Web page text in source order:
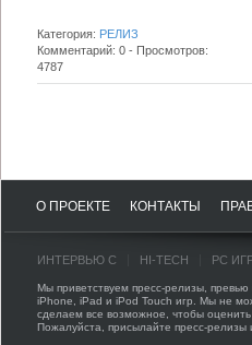
Категория: РЕЛИЗ
Комментарий: 0 - Просмотров:
4787
О ПРОЕКТЕ КОНТАКТЫ
ИНТЕРВЬЮ С HI-TECH PC
Мы приветствуем пресс-релизы,
iPhone, iPad и iPod Touch игр. Мы не
сделаем все возможное, чтобы
Пожалуйста, присылайте пресс-